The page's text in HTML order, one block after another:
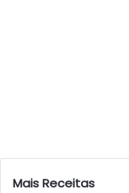
Mais Receitas